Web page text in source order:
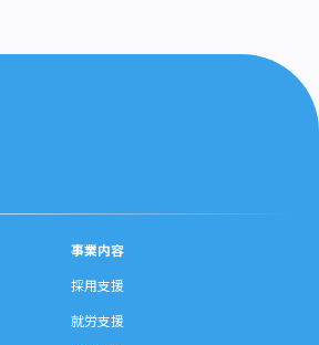
事業内容
採用支援
就労支援